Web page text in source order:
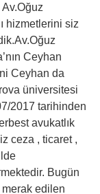
Av.Oğuz
hizmetlerini siz
Ceyhan
Ceyhan da
üniversitesi
2017 tarihinden
avukatlık
ceza , ticaret ,
Bugün
merak edilen